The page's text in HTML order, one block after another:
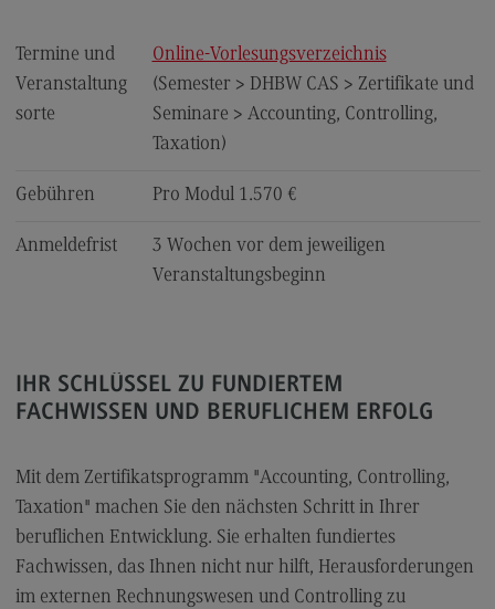
FAQ für Unternehmen und Einrichtungen
Satzungen
DHBW CAS Masterangebot
Kontakt
Wegbeschreibung
Kontaktformular
Termine und
Veranstaltung
sorte
Online-Vorlesungsverzeichnis
(Semester > DHBW CAS > Zertifikate und
Seminare > Accounting, Controlling,
Taxation)
Gebühren Pro Modul 1.570 €
Anmeldefrist
3 Wochen vor dem jeweiligen
Veranstaltungsbeginn
IHR SCHLÜSSEL ZU FUNDIERTEM
FACHWISSEN UND BERUFLICHEM ERFOLG
Mit dem Zertifikatsprogramm "Accounting, Controlling,
Taxation" machen Sie den nächsten Schritt in Ihrer
beruflichen Entwicklung. Sie erhalten fundiertes
Fachwissen, das Ihnen nicht nur hilft, Herausforderungen
im externen Rechnungswesen und Controlling zu